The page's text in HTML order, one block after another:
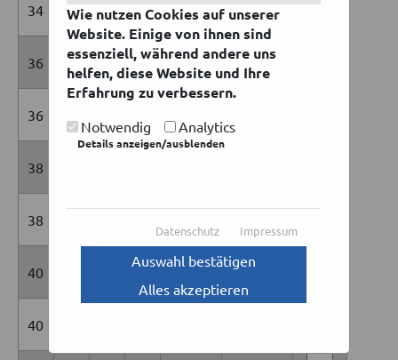
34 83 219 1 15,00 €
36 53 785 1 36,00 €
36
38
38
40 5 9,00 €
40
Wie nutzen Cookies auf unserer
Website. Einige von ihnen sind
essenziell, während andere uns
helfen, diese Website und Ihre
Erfahrung zu verbessern.
Notwendig Analytics
Details anzeigen/ausblenden
Datenschutz Impressum
Auswahl bestätigen
Alles akzeptieren